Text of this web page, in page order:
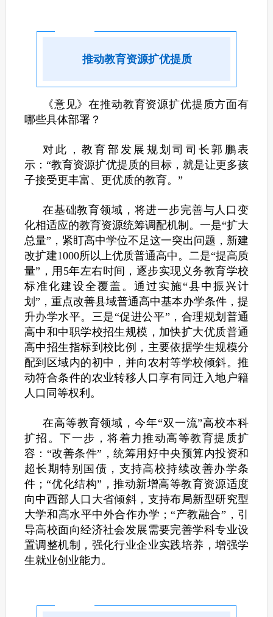
推动教育资源扩优提质
《意见》在推动教育资源扩优提质方面有
哪些具体部署？
对此，教育部发展规划司司长郭鹏表
示：“教育资源扩优提质的目标，就是让更多孩
子接受更丰富、更优质的教育。”
在基础教育领域，将进一步完善与人口变
化相适应的教育资源统筹调配机制。一是“扩大
总量”，紧盯高中学位不足这一突出问题，新建
改扩建1000所以上优质普通高中。二是“提高质
量”，用5年左右时间，逐步实现义务教育学校
标准化建设全覆盖。通过实施“县中振兴计
划”，重点改善县域普通高中基本办学条件，提
升办学水平。三是“促进公平”，合理规划普通
高中和中职学校招生规模，加快扩大优质普通
高中招生指标到校比例，主要依据学生规模分
配到区域内的初中，并向农村等学校倾斜。推
动符合条件的农业转移人口享有同迁入地户籍
人口同等权利。
在高等教育领域，今年“双一流”高校本科
扩招。下一步，将着力推动高等教育提质扩
容：“改善条件”，统筹用好中央预算内投资和
超长期特别国债，支持高校持续改善办学条
件；“优化结构”，推动新增高等教育资源适度
向中西部人口大省倾斜，支持布局新型研究型
大学和高水平中外合作办学；“产教融合”，引
导高校面向经济社会发展需要完善学科专业设
置调整机制，强化行业企业实践培养，增强学
生就业创业能力。